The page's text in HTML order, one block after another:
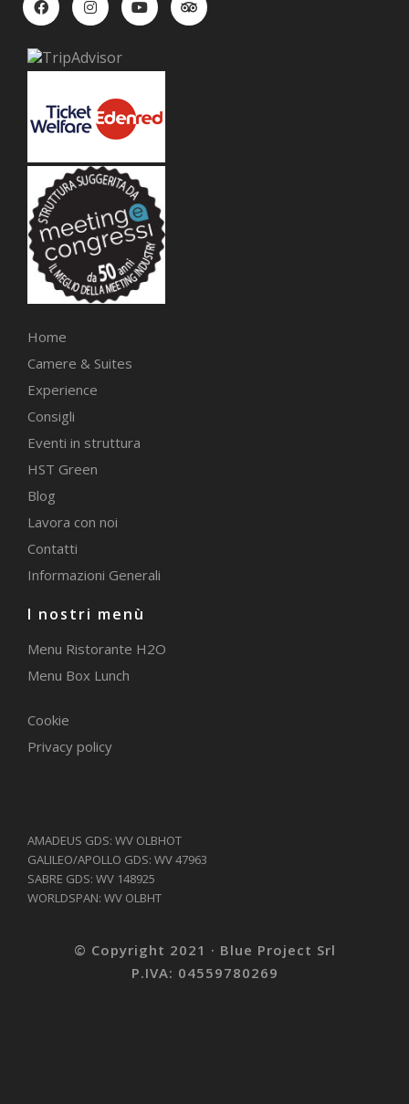
Home
Camere & Suites
Experience
Consigli
Eventi in struttura
HST Green
Blog
Lavora con noi
Contatti
Informazioni Generali
I nostri menù
Menu Ristorante H2O
Menu Box Lunch
Cookie
Privacy policy
AMADEUS GDS: WV OLBHOT
GALILEO/APOLLO GDS: WV 47963
SABRE GDS: WV 148925
WORLDSPAN: WV OLBHT
© Copyright 2021 · Blue Project Srl
P.IVA: 04559780269